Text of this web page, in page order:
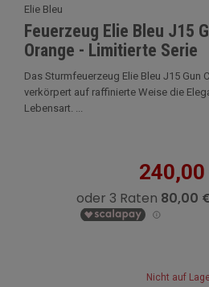
Elie Bleu
Feuerzeug Elie Bleu J15
Orange - Limitierte Serie
Das Sturmfeuerzeug Elie Bleu J15 Gun
verkörpert auf raffinierte Weise die
Lebensart. ...
240,00
Nicht auf